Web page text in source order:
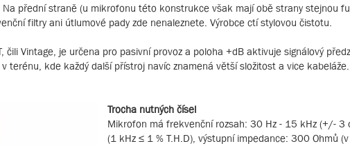
Na přední straně (u mikrofonu této konstrukce však mají obě strany stejnou
filtry ani útlumové pady zde nenaleznete. Výrobce ctí stylovou čistotu.
čili Vintage, je určena pro pasivní provoz a poloha +dB aktivuje signálový
terénu, kde každý další přístroj navíc znamená větší složitost a vice
Trocha nutných čísel
Mikrofon má frekvenční rozsah: 30 Hz - 15 kHz (+/- 3
(1 kHz ≤ 1 % T.H.D), výstupní impedance: 300 Ohmů